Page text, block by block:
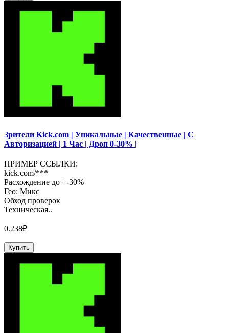
Зрители Kick.com | Уникальные | Качественные | С
Авторизацией | 1 Час | Дроп 0-30% |
ПРИМЕР ССЫЛКИ:
kick.com/***
Расхождение до +-30%
Гео: Микс
Обход проверок
Техническая..
0.238₽
Купить